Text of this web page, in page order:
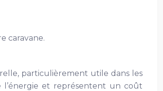
caravane.
particulièrement utile dans les
l’énergie et représentent un coût